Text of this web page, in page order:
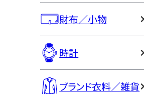
財布／小物
時計
ブランド衣料／雑貨